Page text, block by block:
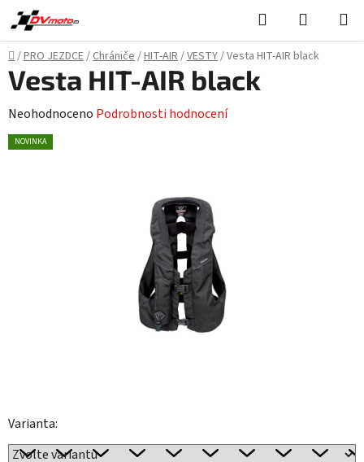
Přejít
na
obsah
Hledat
KOŠÍK
Domů
/PRO JEZDCE/Chrániče/HIT-AIR/VESTY/Vesta HIT-AIR black
Varianta:
Vesta HIT-AIR black
Průměrné
hodnocení
Neohodnoceno Podrobnosti hodnocení
NOVINKA